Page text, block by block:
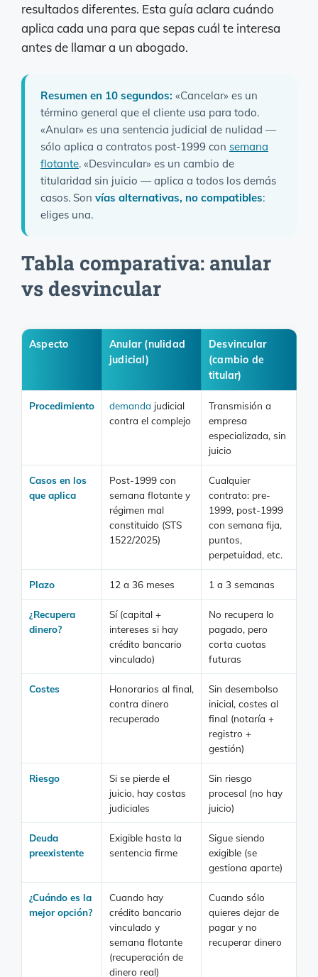
resultados diferentes. Esta guía aclara cuándo
aplica cada una para que sepas cuál te interesa
antes de llamar a un abogado.
Resumen en 10 segundos: «Cancelar» es un
término general que el cliente usa para todo.
«Anular» es una sentencia judicial de nulidad —
sólo aplica a contratos post-1999 con semana
flotante. «Desvincular» es un cambio de
titularidad sin juicio — aplica a todos los demás
casos. Son vías alternativas, no compatibles:
eliges una.
Tabla comparativa: anular
vs desvincular
Aspecto
Anular (nulidad
judicial)
Desvincular
(cambio de
titular)
Procedimiento demanda judicial
contra el complejo
Transmisión a
empresa
especializada, sin
juicio
Casos en los
que aplica
Post-1999 con
semana flotante y
régimen mal
constituido (STS
1522/2025)
Cualquier
contrato: pre-
1999, post-1999
con semana fija,
puntos,
perpetuidad, etc.
Plazo 12 a 36 meses 1 a 3 semanas
¿Recupera
dinero?
Sí (capital +
intereses si hay
crédito bancario
vinculado)
No recupera lo
pagado, pero
corta cuotas
futuras
Costes
Honorarios al final,
contra dinero
recuperado
Sin desembolso
inicial, costes al
final (notaría +
registro +
gestión)
Riesgo
Si se pierde el
juicio, hay costas
judiciales
Sin riesgo
procesal (no hay
juicio)
Deuda
preexistente
Exigible hasta la
sentencia firme
Sigue siendo
exigible (se
gestiona aparte)
¿Cuándo es la
mejor opción?
Cuando hay
crédito bancario
vinculado y
semana flotante
(recuperación de
dinero real)
Cuando sólo
quieres dejar de
pagar y no
recuperar dinero